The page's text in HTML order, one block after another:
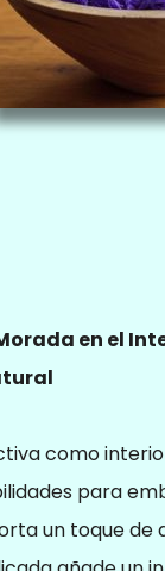
en el
como
para
un toque de